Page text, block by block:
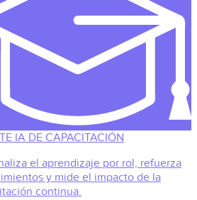
IA DE CAPACITACIÓN
el aprendizaje por rol, refuerza
y mide el impacto de la
continua.